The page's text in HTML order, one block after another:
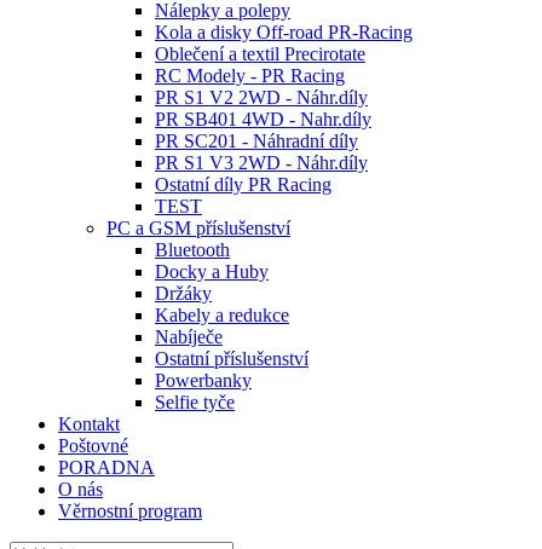
Nálepky a polepy
Kola a disky Off-road PR-Racing
Oblečení a textil Precirotate
RC Modely - PR Racing
PR S1 V2 2WD - Náhr.díly
PR SB401 4WD - Nahr.díly
PR SC201 - Náhradní díly
PR S1 V3 2WD - Náhr.díly
Ostatní díly PR Racing
TEST
PC a GSM příslušenství
Bluetooth
Docky a Huby
Držáky
Kabely a redukce
Nabíječe
Ostatní příslušenství
Powerbanky
Selfie tyče
Kontakt
Poštovné
PORADNA
O nás
Věrnostní program